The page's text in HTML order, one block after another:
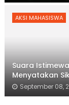
AKSI MAHASISWA
Suara
Menyatakan
September 08,